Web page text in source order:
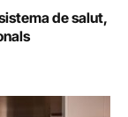
de salut,